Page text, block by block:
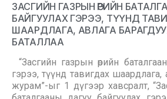
ЗАСГИЙН ГАЗРЫН ӨРИЙН
БАЙГУУЛАХ ГЭРЭЭ, ТҮҮНД
ШААРДЛАГА, АВЛАГА
БАТАЛЛАА
“Засгийн газрын өрийн
гэрээ, түүнд тавигдах шаардлага,
журам”-ыг 1 дүгээр хавсралт,